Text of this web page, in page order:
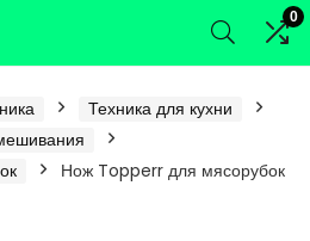
0
Техника для кухни
Нож Topperr для мясорубок